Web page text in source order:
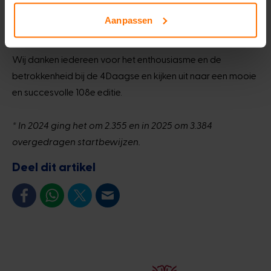
Aanpassen
Wij danken iedereen voor het enthousiasme en de
betrokkenheid bij de 4Daagse en kijken uit naar een mooie
en succesvolle 108e editie.
* In 2024 ging het om 2.355 en in 2025 om 3.384
overgedragen startbewijzen.
Deel dit artikel